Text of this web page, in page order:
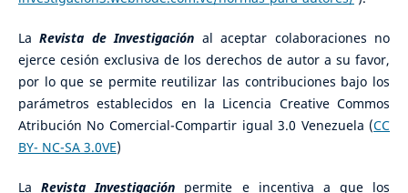
LaRevista de Investigación al aceptar colaboraciones no
ejerce cesión exclusiva de los derechos de autor a su favor,
por lo que se permite reutilizar las contribuciones bajo los
parámetros establecidos en la Licencia Creative Commos
Atribución No Comercial-Compartir igual 3.0 Venezuela (CC
BY- NC-SA 3.0VE)
La Revista Investigación permite e incentiva a que los